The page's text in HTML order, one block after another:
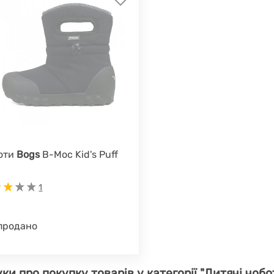
Bogs B-Moc Kid's Puff
1